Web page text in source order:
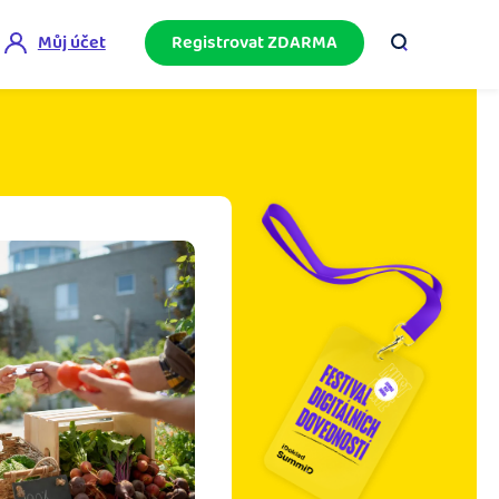
akademii.
Fakturační poradna
se komunity na fakturaci, daně či
Můj účet Registrovat ZDARMA